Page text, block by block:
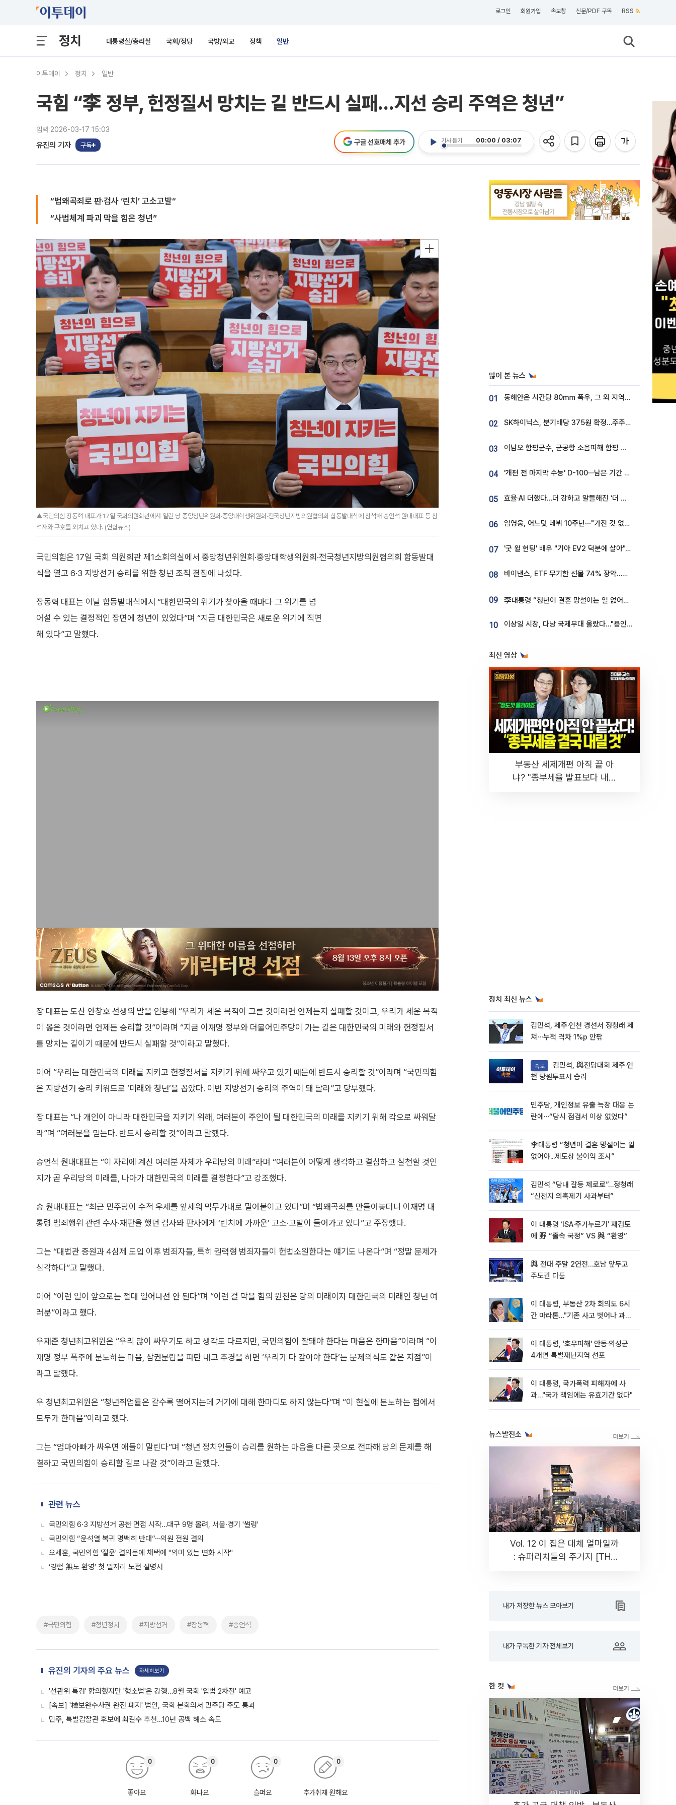
로그인 회원가입 속보창 신문/PDF 구독 RSS
정치 대통령실/총리실 국회/정당 국방/외교 정책 일반
이투데이 정치 일반
국힘 “李 정부, 헌정질서 망치는 길 반드시 실패…지선 승리 주역은 청년”
입력 2026-03-17 15:03
유진의 기자 구독
기사 듣기 00:00 / 03:07
구글 선호매체 추가
“법왜곡죄로 판·검사 ‘린치’ 고소고발“
“사법체계 파괴 막을 힘은 청년”
▲국민의힘 장동혁 대표가 17일 국회의원회관에서 열린 당 중앙청년위원회·중앙대학생위원회·전국청년지방의원협의회 합동발대식에 참석해 송언석 원내대표 등 참
석자와 구호를 외치고 있다. (연합뉴스)
국민의힘은 17일 국회 의원회관 제1소회의실에서 중앙청년위원회·중앙대학생위원회·전국청년지방의원협의회 합동발대
식을 열고 6·3 지방선거 승리를 위한 청년 조직 결집에 나섰다.
장동혁 대표는 이날 합동발대식에서 “대한민국의 위기가 찾아올 때마다 그 위기를 넘
어설 수 있는 결정적인 장면에 청년이 있었다”며 “지금 대한민국은 새로운 위기에 직면
해 있다”고 말했다.
장 대표는 도산 안창호 선생의 말을 인용해 “우리가 세운 목적이 그른 것이라면 언제든지 실패할 것이고, 우리가 세운 목적
이 옳은 것이라면 언제든 승리할 것”이라며 “지금 이재명 정부와 더불어민주당이 가는 길은 대한민국의 미래와 헌정질서
를 망치는 길이기 때문에 반드시 실패할 것”이라고 말했다.
이어 “우리는 대한민국의 미래를 지키고 헌정질서를 지키기 위해 싸우고 있기 때문에 반드시 승리할 것”이라며 “국민의힘
은 지방선거 승리 키워드로 ‘미래와 청년’을 꼽았다. 이번 지방선거 승리의 주역이 돼 달라”고 당부했다.
장 대표는 “나 개인이 아니라 대한민국을 지키기 위해, 여러분이 주인이 될 대한민국의 미래를 지키기 위해 각오로 싸워달
라”며 “여러분을 믿는다. 반드시 승리할 것”이라고 말했다.
송언석 원내대표는 “이 자리에 계신 여러분 자체가 우리당의 미래”라며 “여러분이 어떻게 생각하고 결심하고 실천할 것인
지가 곧 우리당의 미래를, 나아가 대한민국의 미래를 결정한다”고 강조했다.
송 원내대표는 “최근 민주당이 수적 우세를 앞세워 막무가내로 밀어붙이고 있다”며 “법왜곡죄를 만들어놓더니 이재명 대
통령 범죄행위 관련 수사·재판을 했던 검사와 판사에게 ‘린치에 가까운’ 고소·고발이 들어가고 있다”고 주장했다.
그는 “대법관 증원과 4심제 도입 이후 범죄자들, 특히 권력형 범죄자들이 헌법소원한다는 얘기도 나온다”며 “정말 문제가
심각하다”고 말했다.
이어 “이런 일이 앞으로는 절대 일어나선 안 된다”며 “이런 걸 막을 힘의 원천은 당의 미래이자 대한민국의 미래인 청년 여
러분”이라고 했다.
우재준 청년최고위원은 “우리 많이 싸우기도 하고 생각도 다르지만, 국민의힘이 잘돼야 한다는 마음은 한마음”이라며 “이
재명 정부 폭주에 분노하는 마음, 삼권분립을 파탄 내고 추경을 하면 ‘우리가 다 갚아야 한다’는 문제의식도 같은 지점”이
라고 말했다.
우 청년최고위원은 “청년취업률은 갈수록 떨어지는데 거기에 대해 한마디도 하지 않는다”며 “이 현실에 분노하는 점에서
모두가 한마음”이라고 했다.
그는 “엄마아빠가 싸우면 애들이 말린다”며 “청년 정치인들이 승리를 원하는 마음을 다른 곳으로 전파해 당의 문제를 해
결하고 국민의힘이 승리할 길로 나갈 것”이라고 말했다.
관련 뉴스
국민의힘 6·3 지방선거 공천 면접 시작…대구 9명 몰려, 서울·경기 '썰렁'
국민의힘 “윤석열 복귀 명백히 반대”⋯의원 전원 결의
오세훈, 국민의힘 '절윤' 결의문에 채택에 "의미 있는 변화 시작"
‘경험 無도 환영’ 첫 일자리 도전 설명서
#국민의힘 #청년정치 #지방선거 #장동혁 #송언석
유진의 기자의 주요 뉴스 자세히보기
'선관위 특검' 합의했지만 '형소법'은 강행…8월 국회 '입법 2차전' 예고
[속보] '檢보완수사권 완전 폐지' 법안, 국회 본회의서 민주당 주도 통과
민주, 특별감찰관 후보에 최길수 추천…10년 공백 해소 속도
좋아요
0
화나요
0
슬퍼요
0
추가취재 원해요
0
많이 본 뉴스
01 동해안은 시간당 80㎜ 폭우, 그 외 지역은 폭염…‘극과 극 날씨’
02 SK하이닉스, 분기배당 375원 확정…주주환원책 9월로 앞당겨 발표
03 이남오 함평군수, 군공항 소음피해 함평 보상 요구
04 '개편 전 마지막 수능' D-100⋯남은 기간 성적 올릴 전략은
05 효율·AI 더했다…더 강하고 알뜰해진 ‘더 뉴 그랜저 하이브리드’ [ET의 모빌리티]
06 임영웅, 어느덧 데뷔 10주년⋯"가진 것 없던 시절, 내 앞엔 20명의 팬뿐"
07 '굿 윌 헌팅' 배우 "기아 EV2 덕분에 살아"…교통사고 후 안전성 극찬
08 바이낸스, ETF 무기한 선물 74% 장악…한국 레버리지 ETF 거래 급증 [e가상자산]
09 李대통령 “청년이 결혼 망설이는 일 없어야...제도상 불이익 조사”
10 이상일 시장, 다낭 국제무대 올랐다…"용인, 세계 최대 반도체 도시 된다"
최신 영상
부동산 세제개편 아직 끝 아
냐? "종부세율 발표보다 내릴
정치 최신 뉴스
김민석, 제주·인천 경선서 정청래 제
쳐⋯누적 격차 1%p 안팎
속보
천 당원투표서 승리
민주당, 개인정보 유출 늑장 대응 논
란에⋯“당시 점검서 이상 없었다”
李대통령 “청년이 결혼 망설이는 일
없어야...제도상 불이익 조사”
김민석 “당내 갈등 제로로”…정청래
“신천지 의혹제기 사과부터”
이 대통령 ‘ISA·주가누르기’ 재검토
에 野 “졸속 국정” VS 與 “환영”
與 전대 주말 2연전…호남 앞두고
주도권 다툼
이 대통령, 부동산 2차 회의도 6시
간 마라톤…"기존 사고 벗어나 과감
이 대통령, '호우피해' 안동·의성군
4개면 특별재난지역 선포
이 대통령, 국가폭력 피해자에 사
과…"국가 책임에는 유효기간 없다"
뉴스발전소
Vol. 12 이 집은 대체 얼마일까
: 슈퍼리치들의 주거지 [THE
내가 저장한 뉴스 모아보기
내가 구독한 기자 전체보기
한 컷